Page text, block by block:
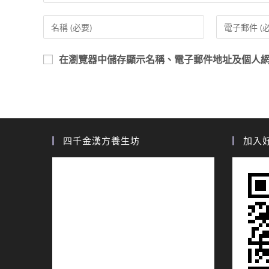
在瀏覽器中儲存顯示名稱、電子郵件地址及個人
四千金漢方養生坊 加入